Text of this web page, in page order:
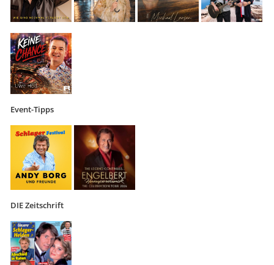
Event-Tipps
DIE Zeitschrift